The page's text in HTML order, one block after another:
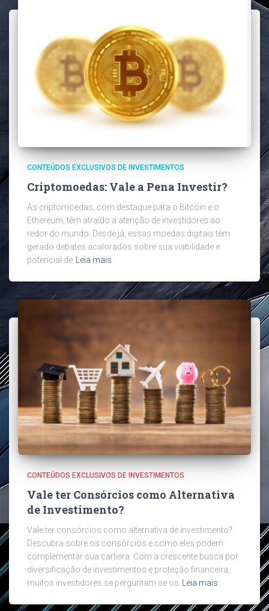
CONTEÚDOS EXCLUSIVOS DE INVESTIMENTOS
Criptomoedas: Vale a Pena Investir?
As criptomoedas, com destaque para o Bitcoin e o
Ethereum, têm atraído a atenção de investidores ao
redor do mundo. Desde já, essas moedas digitais têm
gerado debates acalorados sobre sua viabilidade e
potencial de
Leia mais
CONTEÚDOS EXCLUSIVOS DE INVESTIMENTOS
Vale ter Consórcios como Alternativa
de Investimento?
Vale ter consórcios como alternativa de investimento?
Descubra sobre os consórcios e como eles podem
complementar sua carteira. Com a crescente busca por
diversificação de investimentos e proteção financeira,
muitos investidores se perguntam se os
Leia mais